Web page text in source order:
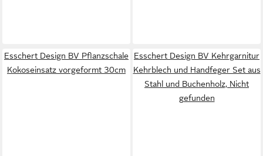
Esschert Design BV Pflanzschale
Kokoseinsatz vorgeformt 30cm
Esschert Design BV Kehrgarnitur
Kehrblech und Handfeger Set aus
Stahl und Buchenholz, Nicht
gefunden